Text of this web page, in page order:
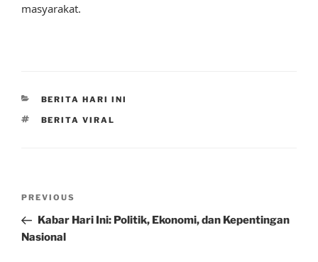
masyarakat.
CATEGORIES
BERITA HARI INI
TAGS
BERITA VIRAL
Previous
Post
PREVIOUS
Kabar Hari Ini: Politik, Ekonomi, dan Kepentingan
Nasional